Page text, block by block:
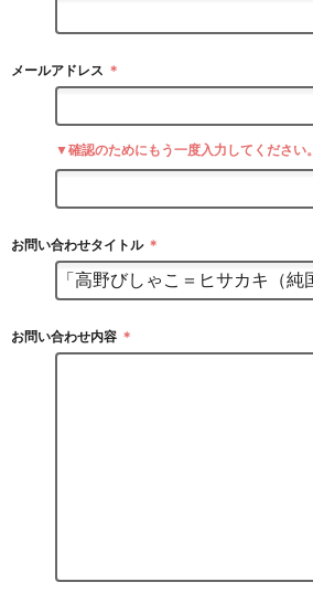
メールアドレス ＊
▼確認のためにもう一度入力してください。
お問い合わせタイトル ＊
お問い合わせ内容 ＊